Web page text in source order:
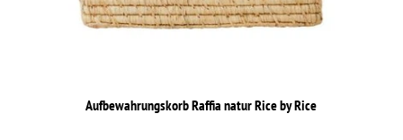
Aufbewahrungskorb Raffia natur Rice by Rice